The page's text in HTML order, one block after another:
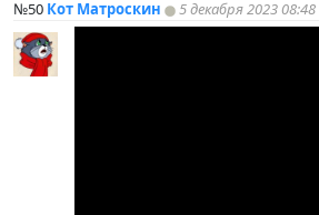
№50 Кот Матроскин 5 декабря 2023 08:48